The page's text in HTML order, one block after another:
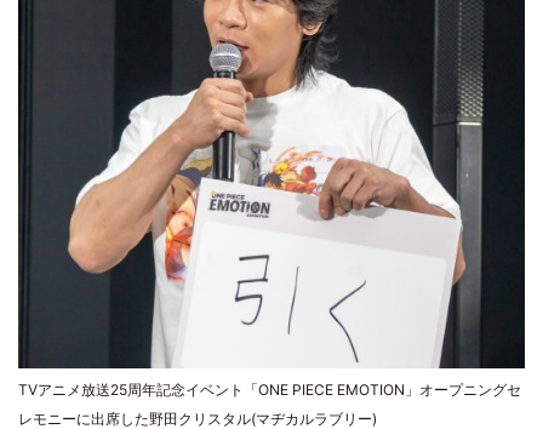
TVアニメ放送25周年記念イベント「ONE PIECE EMOTION」オープニングセ
レモニーに出席した野田クリスタル(マヂカルラブリー)